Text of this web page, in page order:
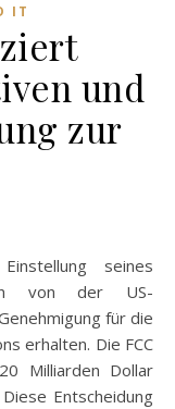
IT
und
zur
von der US-
für die
erhalten. Die FCC
Milliarden Dollar
Entscheidung